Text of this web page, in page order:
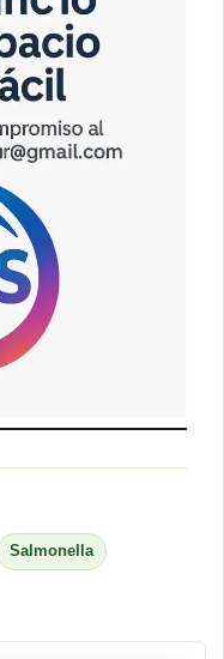
Salmonella